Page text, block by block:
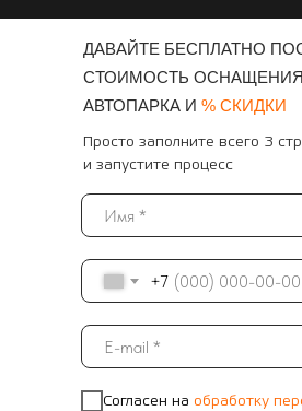
ДАВАЙТЕ БЕСПЛАТНО
СТОИМОСТЬ
АВТОПАРКА И % СКИДКИ
Просто заполните всего 3
и запустите процесс
+7
Согласен на обработку